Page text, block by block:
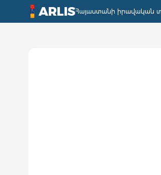
ARLISՀայաստանի իրավական